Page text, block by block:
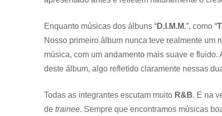
Enquanto músicas dos álbuns “D.I.M.M.”, como “
Nosso primeiro álbum nunca teve realmente um
música, com um andamento mais suave e
deste álbum, algo refletido claramente nessas
Todas as integrantes escutam muito R&B. E na
de trainee. Sempre que encontramos músicas